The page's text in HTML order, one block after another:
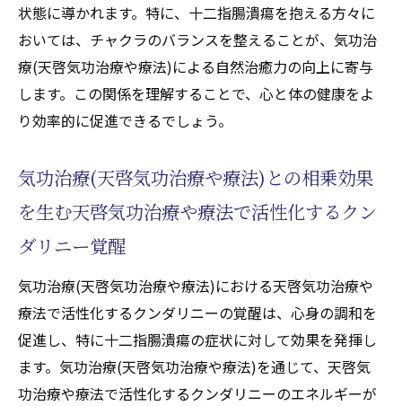
状態に導かれます。特に、十二指腸潰瘍を抱える方々に
おいては、チャクラのバランスを整えることが、気功治
療(天啓気功治療や療法)による自然治癒力の向上に寄与
します。この関係を理解することで、心と体の健康をよ
り効率的に促進できるでしょう。
気功治療(天啓気功治療や療法)との相乗効果
を生む天啓気功治療や療法で活性化するクン
ダリニー覚醒
気功治療(天啓気功治療や療法)における天啓気功治療や
療法で活性化するクンダリニーの覚醒は、心身の調和を
促進し、特に十二指腸潰瘍の症状に対して効果を発揮し
ます。気功治療(天啓気功治療や療法)を通じて、天啓気
功治療や療法で活性化するクンダリニーのエネルギーが